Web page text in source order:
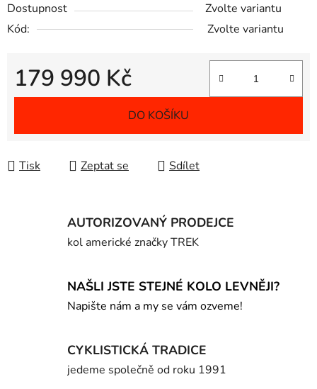
Dostupnost
Zvolte variantu
Kód:
Zvolte variantu
179 990 Kč
Měrná cena:
DO KOŠÍKU
Tisk Zeptat se Sdílet
AUTORIZOVANÝ PRODEJCE
kol americké značky TREK
NAŠLI JSTE STEJNÉ KOLO LEVNĚJI?
Napište nám a my se vám ozveme!
CYKLISTICKÁ TRADICE
jedeme společně od roku 1991